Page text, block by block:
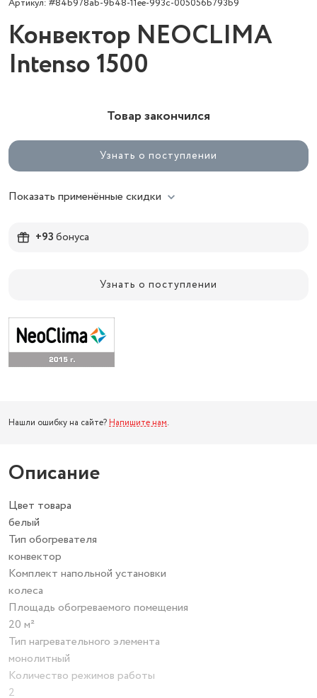
Артикул: #84b978ab-9b48-11ee-993c-005056b793b9
Конвектор NEOCLIMA
Intenso 1500
Товар закончился
Узнать о поступлении
Показать применённые скидки
+93бонуса
Узнать о поступлении
Нашли ошибку на сайте? Напишите нам.
Описание
Цвет товара
белый
Тип обогревателя
конвектор
Комплект напольной установки
колеса
Площадь обогреваемого помещения
20 м²
Тип нагревательного элемента
монолитный
Количество режимов работы
2